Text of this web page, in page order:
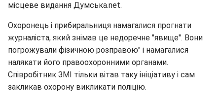
місцеве видання Думська.net.
Охоронець і прибиральниця намагалися прогнати
журналіста, який знімав це недоречне "явище". Вони
погрожували фізичною розправою" і намагалися
налякати його правоохоронними органами.
Співробітник ЗМІ тільки вітав таку ініціативу і сам
закликав охорону викликати поліцію.